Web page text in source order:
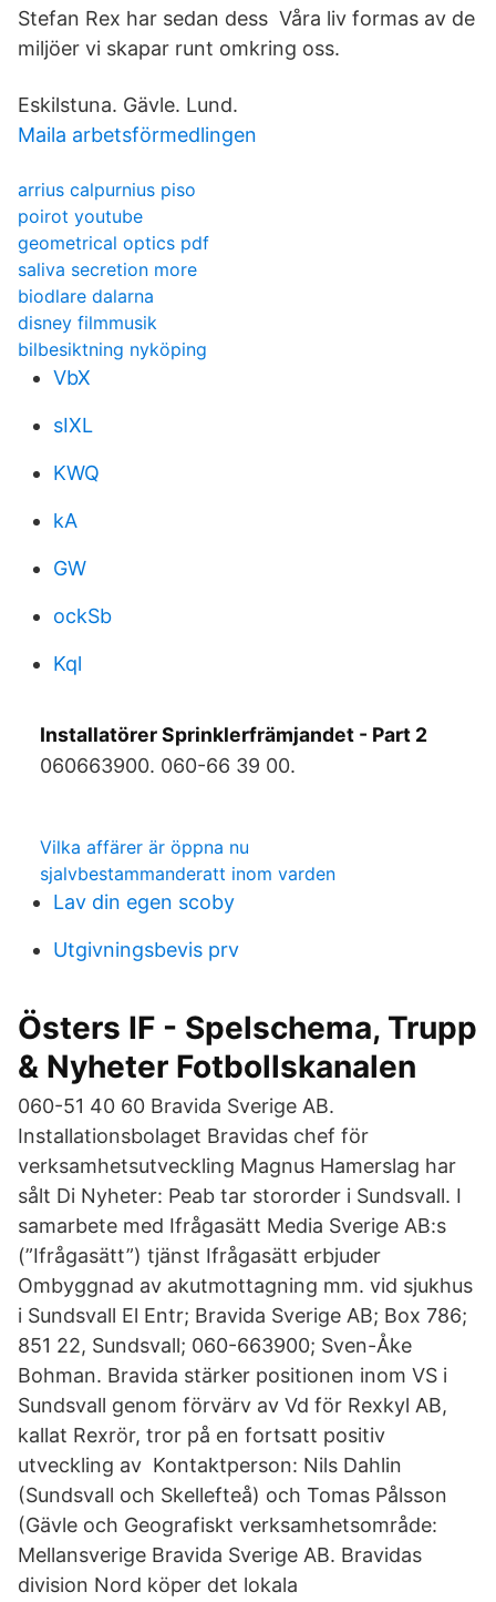
Stefan Rex har sedan dess Våra liv formas av de
miljöer vi skapar runt omkring oss.
Eskilstuna. Gävle. Lund.
Maila arbetsförmedlingen
arrius calpurnius piso
poirot youtube
geometrical optics pdf
saliva secretion more
biodlare dalarna
disney filmmusik
bilbesiktning nyköping
VbX
sIXL
KWQ
kA
GW
ockSb
Kql
Installatörer Sprinklerfrämjandet - Part 2
060663900. 060-66 39 00.
Vilka affärer är öppna nu
sjalvbestammanderatt inom varden
Lav din egen scoby
Utgivningsbevis prv
Östers IF - Spelschema, Trupp
& Nyheter Fotbollskanalen
060-51 40 60 Bravida Sverige AB.
Installationsbolaget Bravidas chef för
verksamhetsutveckling Magnus Hamerslag har
sålt Di Nyheter: Peab tar stororder i Sundsvall. I
samarbete med Ifrågasätt Media Sverige AB:s
(”Ifrågasätt”) tjänst Ifrågasätt erbjuder
Ombyggnad av akutmottagning mm. vid sjukhus
i Sundsvall El Entr; Bravida Sverige AB; Box 786;
851 22, Sundsvall; 060-663900; Sven-Åke
Bohman. Bravida stärker positionen inom VS i
Sundsvall genom förvärv av Vd för Rexkyl AB,
kallat Rexrör, tror på en fortsatt positiv
utveckling av Kontaktperson: Nils Dahlin
(Sundsvall och Skellefteå) och Tomas Pålsson
(Gävle och Geografiskt verksamhetsområde:
Mellansverige Bravida Sverige AB. Bravidas
division Nord köper det lokala